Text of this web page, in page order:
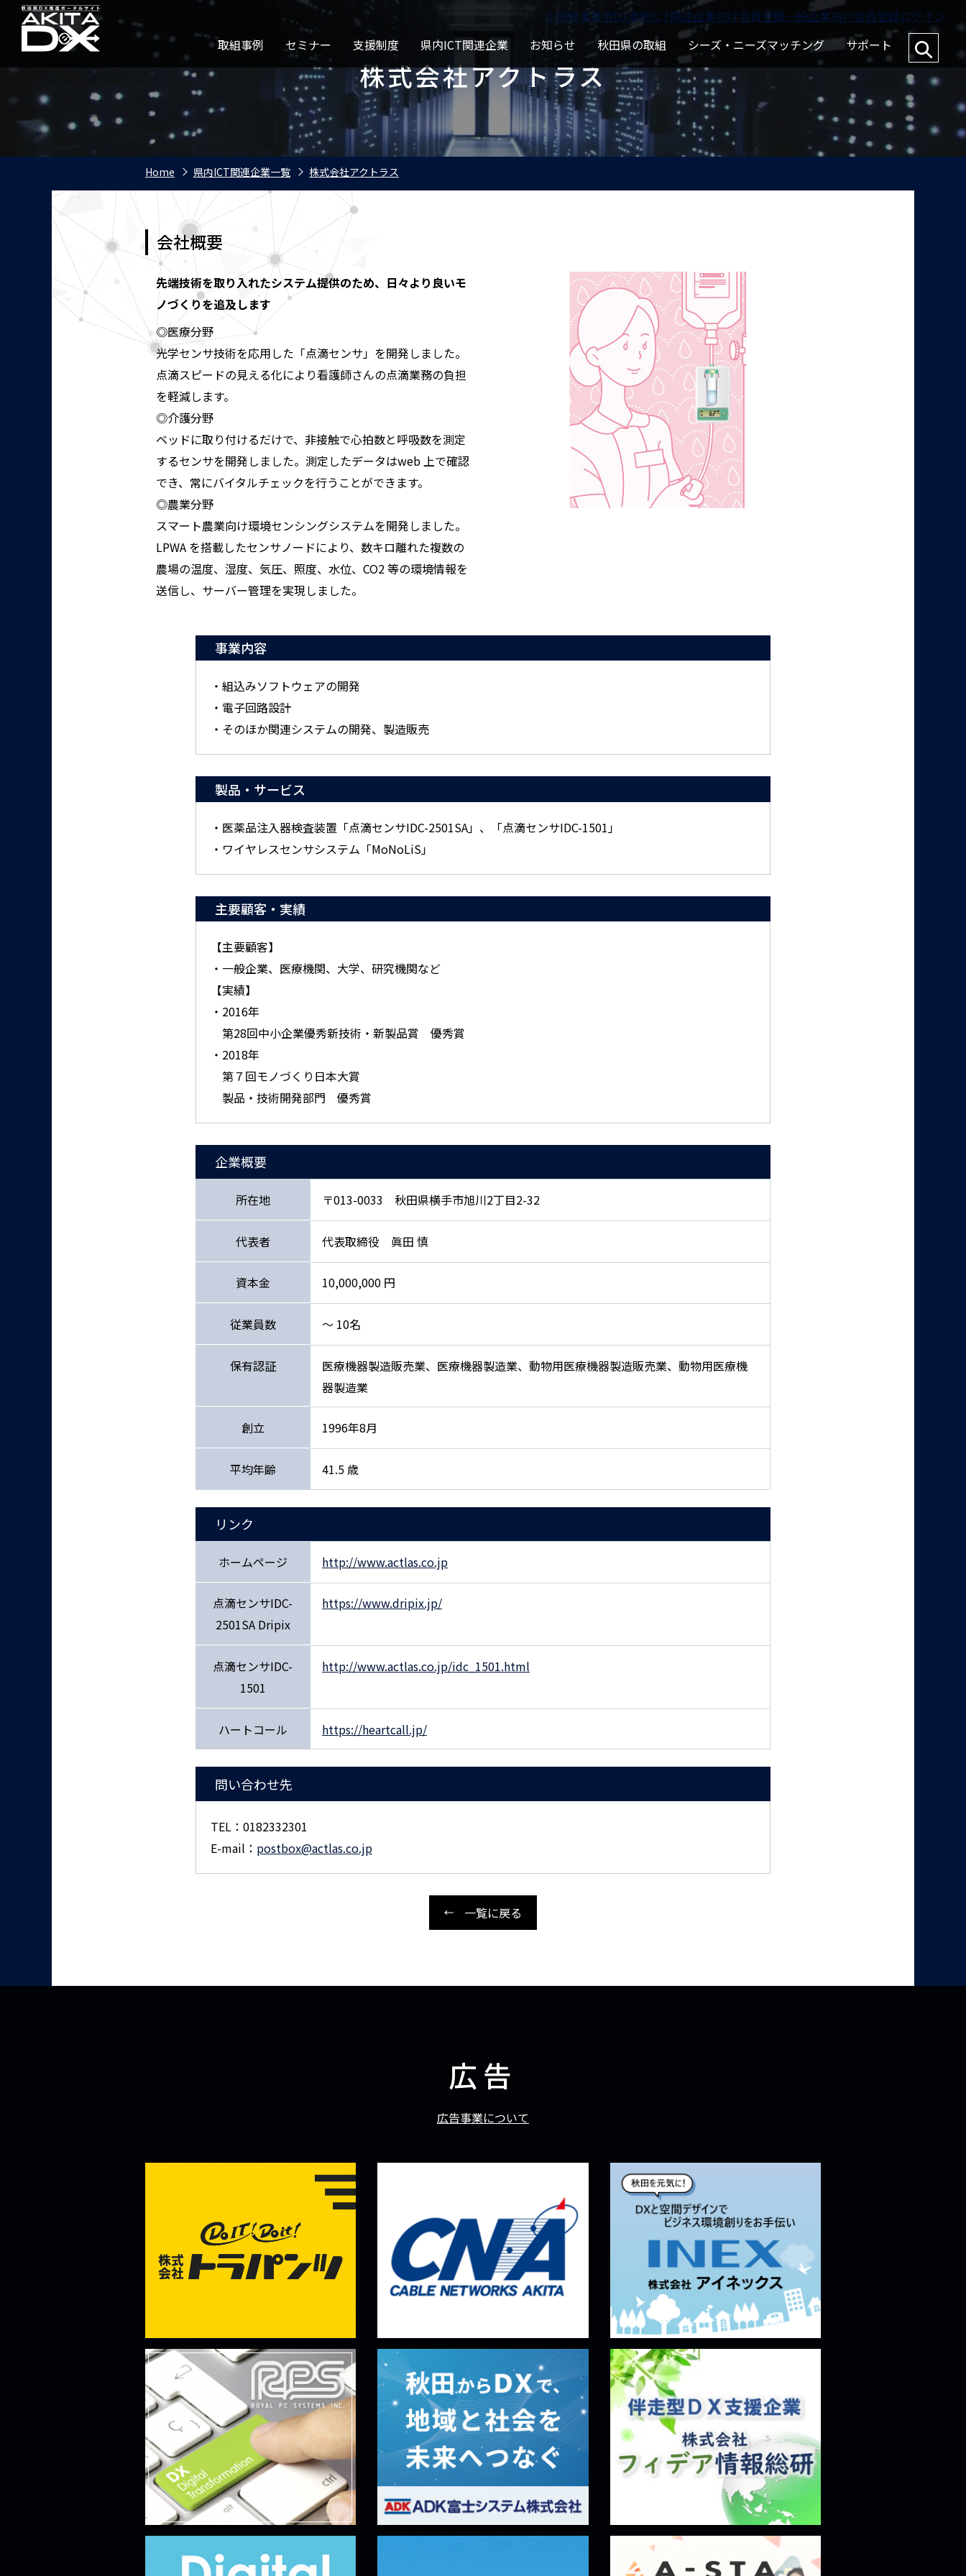
⼩規模事業者DX事例ICT関連企業向け会員登録一般企業向け会員登録ログイン
取組事例
セミナー 支援制度 県内ICT関連企業 お知らせ 秋田県の取組 シーズ・ニーズマッチング サポート
株式会社アクトラス
Home 県内ICT関連企業一覧 株式会社アクトラス
会社概要
先端技術を取り入れたシステム提供のため、日々より良いモ
ノづくりを追及します
◎医療分野
光学センサ技術を応用した「点滴センサ」を開発しました。
点滴スピードの見える化により看護師さんの点滴業務の負担
を軽減します。
◎介護分野
ベッドに取り付けるだけで、非接触で心拍数と呼吸数を測定
するセンサを開発しました。測定したデータはweb 上で確認
でき、常にバイタルチェックを行うことができます。
◎農業分野
スマート農業向け環境センシングシステムを開発しました。
LPWA を搭載したセンサノードにより、数キロ離れた複数の
農場の温度、湿度、気圧、照度、水位、CO2 等の環境情報を
送信し、サーバー管理を実現しました。
事業内容
・組込みソフトウェアの開発
・電子回路設計
・そのほか関連システムの開発、製造販売
製品・サービス
・医薬品注入器検査装置「点滴センサIDC-2501SA」、「点滴センサIDC-1501」
・ワイヤレスセンサシステム「MoNoLiS」
主要顧客・実績
【主要顧客】
・一般企業、医療機関、大学、研究機関など
【実績】
・2016年
第28回中小企業優秀新技術・新製品賞 優秀賞
・2018年
第７回モノづくり日本大賞
製品・技術開発部門 優秀賞
企業概要
所在地 〒013-0033 秋田県横手市旭川2丁目2-32
代表者 代表取締役 眞田 慎
資本金 10,000,000 円
従業員数 〜 10名
保有認証
医療機器製造販売業、医療機器製造業、動物用医療機器製造販売業、動物用医療機
器製造業
創立 1996年8月
平均年齢 41.5 歳
リンク
ホームページ http://www.actlas.co.jp
点滴センサIDC-
2501SA Dripix
https://www.dripix.jp/
点滴センサIDC-
1501
http://www.actlas.co.jp/idc_1501.html
ハートコール https://heartcall.jp/
問い合わせ先
TEL：0182332301
E-mail： postbox@actlas.co.jp
一覧に戻る
広告
広告事業について